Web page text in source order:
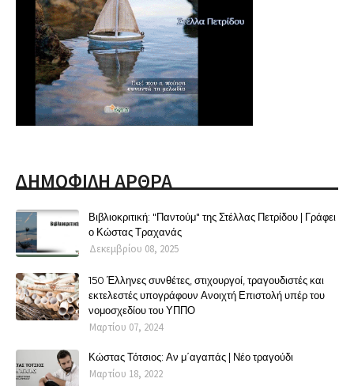
ΔΗΜΟΦΙΛΗ ΑΡΘΡΑ
Βιβλιοκριτική: "Παντούμ" της Στέλλας Πετρίδου | Γράφει
ο Κώστας Τραχανάς
Δεκεμβρίου 08, 2025
150 Έλληνες συνθέτες, στιχουργοί, τραγουδιστές και
εκτελεστές υπογράφουν Ανοιχτή Επιστολή υπέρ του
νομοσχεδίου του ΥΠΠΟ
Μαρτίου 07, 2024
Κώστας Τότσιος: Αν μ΄αγαπάς | Νέο τραγούδι
Μαρτίου 18, 2022